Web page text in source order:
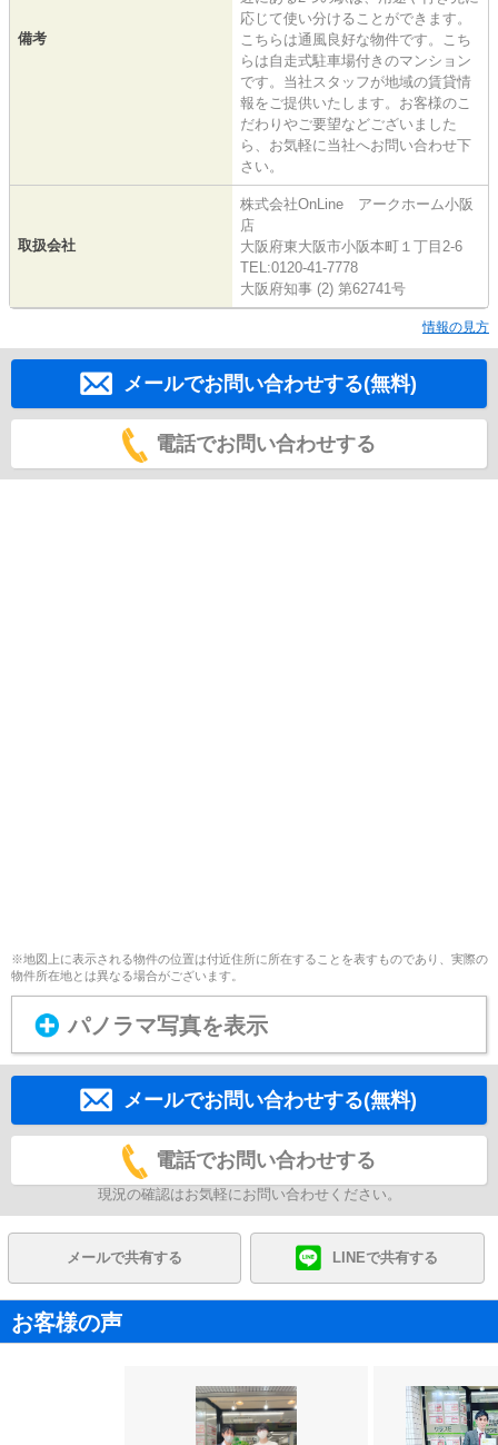
備考
応じて使い分けることができます。
こちらは通風良好な物件です。こち
らは自走式駐車場付きのマンション
です。当社スタッフが地域の賃貸情
報をご提供いたします。お客様のこ
だわりやご要望などございました
ら、お気軽に当社へお問い合わせ下
さい。
取扱会社
株式会社OnLine アークホーム小阪
店
大阪府東大阪市小阪本町１丁目2-6
TEL:0120-41-7778
大阪府知事 (2) 第62741号
情報の見方
メールでお問い合わせする(無料)
電話でお問い合わせする
※地図上に表示される物件の位置は付近住所に所在することを表すものであり、実際の
物件所在地とは異なる場合がございます。
パノラマ写真を表示
メールでお問い合わせする(無料)
電話でお問い合わせする
現況の確認はお気軽にお問い合わせください。
メールで共有する LINEで共有する
お客様の声